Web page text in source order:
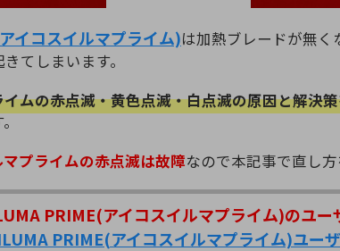
イコスイルマプライム)は加熱ブレードが無
てしまいます。
ムの赤点滅・黄色点滅・白点滅の原因と解決
プライムの赤点滅は故障なので本記事で直し方
PRIME(アイコスイルマプライム)のユ
PRIME(アイコスイルマプライム)ユー